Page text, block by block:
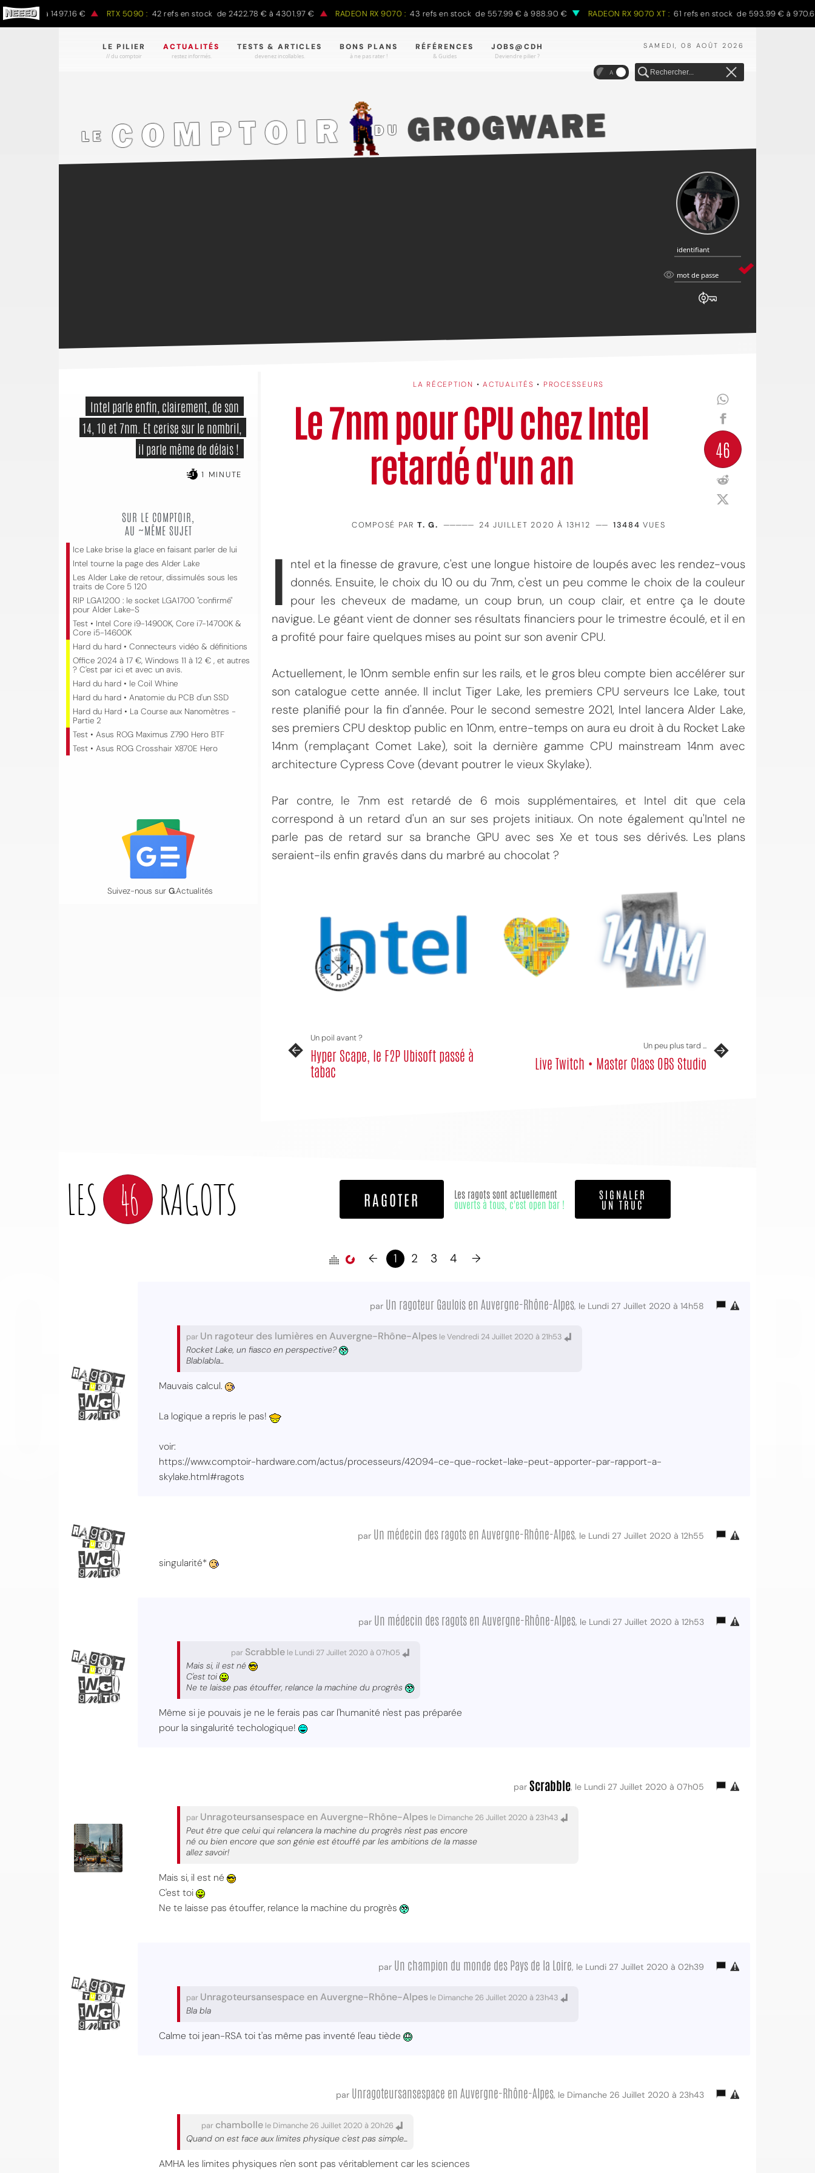
€ à 1497.16 € RTX 5090 : 42 refs en stock de 2422.78 € à 4301.97 € RADEON RX 9070 : 43 refs en stock de 557.99 € à 988.90 € RADEON RX 9070 XT : 61 refs en stock de 593.99 € à 970.68 €
SAMEDI, 08 AOÛT 2026
LE PILIER
// du comptoir
ACTUALITÉS
restez informés.
TESTS & ARTICLES
devenez incollables.
BONS PLANS
à ne pas rater !
RÉFÉRENCES
& Guides
JOBS@CDH
Deviendre pilier ?
A
identifiant
identifiant
mot
mot de passe
LA RÉCEPTION •ACTUALITÉS • PROCESSEURS
Le 7nm pour CPU chez Intel
retardé d'un an
46
COMPOSÉ PAR T. G. ————— 24 JUILLET 2020 À 13H12 —— 13484 VUES
I ntel et la finesse de gravure, c'est une longue histoire de loupés avec les rendez-vous
donnés. Ensuite, le choix du 10 ou du 7nm, c'est un peu comme le choix de la couleur
pour les cheveux de madame, un coup brun, un coup clair, et entre ça le doute
navigue. Le géant vient de donner ses résultats financiers pour le trimestre écoulé, et il en
a profité pour faire quelques mises au point sur son avenir CPU.
Actuellement, le 10nm semble enfin sur les rails, et le gros bleu compte bien accélérer sur
son catalogue cette année. Il inclut Tiger Lake, les premiers CPU serveurs Ice Lake, tout
reste planifié pour la fin d'année. Pour le second semestre 2021, Intel lancera Alder Lake,
ses premiers CPU desktop public en 10nm, entre-temps on aura eu droit à du Rocket Lake
14nm (remplaçant Comet Lake), soit la dernière gamme CPU mainstream 14nm avec
architecture Cypress Cove (devant poutrer le vieux Skylake).
Par contre, le 7nm est retardé de 6 mois supplémentaires, et Intel dit que cela
correspond à un retard d'un an sur ses projets initiaux. On note également qu'Intel ne
parle pas de retard sur sa branche GPU avec ses Xe et tous ses dérivés. Les plans
seraient-ils enfin gravés dans du marbré au chocolat ?
Un poil avant ?
Hyper Scape, le F2P Ubisoft passé à
tabac
Un peu plus tard ...
Live Twitch • Master Class OBS Studio
14, 10 et 7nm. Et cerise sur le nombril,
il parle même de délais !
1 MINUTE
SUR LE COMPTOIR,
AU ~MÊME SUJET
Ice Lake brise la glace en faisant parler de lui
Intel tourne la page des Alder Lake
Les Alder Lake de retour, dissimulés sous les
traits de Core 5 120
RIP LGA1200 : le socket LGA1700 "confirmé"
pour Alder Lake-S
Test • Intel Core i9-14900K, Core i7-14700K &
Core i5-14600K
Hard du hard • Connecteurs vidéo & définitions
Office 2024 à 17 €, Windows 11 à 12 € , et autres
? C'est par ici et avec un avis.
Hard du hard • le Coil Whine
Hard du hard • Anatomie du PCB d'un SSD
Hard du Hard • La Course aux Nanomètres -
Partie 2
Test • Asus ROG Maximus Z790 Hero BTF
Test • Asus ROG Crosshair X870E Hero
Suivez-nous sur G.Actualités
LES 46 RAGOTS RAGOTER
Les ragots sont actuellement
ouverts à tous, c'est open bar !
SIGNALER
UN TRUC
← 1 2 3 4 →
par Un ragoteur Gaulois en Auvergne-Rhône-Alpes, le Lundi 27 Juillet 2020 à 14h58
par Un ragoteur des lumières en Auvergne-Rhône-Alpes le Vendredi 24 Juillet 2020 à 21h53
Rocket Lake, un fiasco en perspective?
Blablabla...
Mauvais calcul.
La logique a repris le pas!
voir:
https://www.comptoir-hardware.com/actus/processeurs/42094-ce-que-rocket-lake-peut-apporter-par-rapport-a-
skylake.html#ragots
par Un médecin des ragots en Auvergne-Rhône-Alpes, le Lundi 27 Juillet 2020 à 12h55
singularité*
par Un médecin des ragots en Auvergne-Rhône-Alpes, le Lundi 27 Juillet 2020 à 12h53
par Scrabble le Lundi 27 Juillet 2020 à 07h05
Mais si, il est né
C'est toi
Ne te laisse pas étouffer, relance la machine du progrès
Même si je pouvais je ne le ferais pas car l'humanité n'est pas préparée
pour la singalurité techologique!
par Scrabble, le Lundi 27 Juillet 2020 à 07h05
par Unragoteursansespace en Auvergne-Rhône-Alpes le Dimanche 26 Juillet 2020 à 23h43
Peut être que celui qui relancera la machine du progrès n'est pas encore
né ou bien encore que son génie est étouffé par les ambitions de la masse
allez savoir!
Mais si, il est né
C'est toi
Ne te laisse pas étouffer, relance la machine du progrès
par Un champion du monde des Pays de la Loire, le Lundi 27 Juillet 2020 à 02h39
par Unragoteursansespace en Auvergne-Rhône-Alpes le Dimanche 26 Juillet 2020 à 23h43
Bla bla
Calme toi jean-RSA toi t'as même pas inventé l'eau tiède
par Unragoteursansespace en Auvergne-Rhône-Alpes, le Dimanche 26 Juillet 2020 à 23h43
par chambolle le Dimanche 26 Juillet 2020 à 20h26
Quand on est face aux limites physique c'est pas simple...
AMHA les limites physiques n'en sont pas véritablement car les sciences